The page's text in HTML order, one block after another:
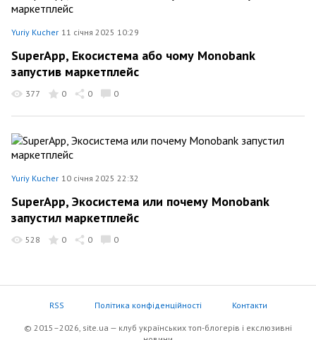
Yuriy Kucher 11 січня 2025 10:29
SuperApp, Екосистема або чому Monobank
запустив маркетплейс
377 0 0 0
Yuriy Kucher 10 січня 2025 22:32
SuperApp, Экосистема или почему Monobank
запустил маркетплейс
528 0 0 0
RSS Політика конфіденційності Контакти
© 2015–2026, site.ua — клуб українських топ-блогерів i екслюзивнi